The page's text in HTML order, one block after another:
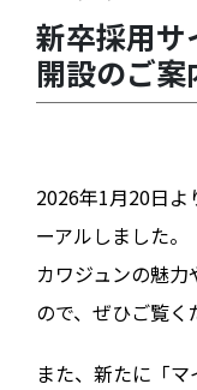
新卒採用サ
開設のご案
2026年1月20日よ
ーアルしました。
カワジュンの魅
ので、ぜひご覧く
また、新たに「